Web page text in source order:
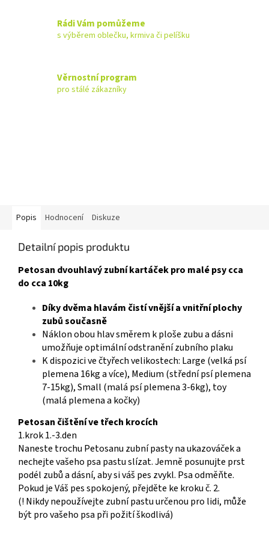
Rádi Vám pomůžeme
s výběrem oblečku, krmiva či pelíšku
Věrnostní program
pro stálé zákazníky
Popis Hodnocení Diskuze
Detailní popis produktu
Petosan dvouhlavý zubní kartáček pro malé psy cca
do cca 10kg
Díky dvěma hlavám čistí vnější a vnitřní plochy
zubů současně
Náklon obou hlav směrem k ploše zubu a dásni
umožňuje optimální odstranění zubního plaku
K dispozici ve čtyřech velikostech: Large (velká psí
plemena 16kg a více), Medium (střední psí plemena
7-15kg), Small (malá psí plemena 3-6kg), toy
(malá plemena a kočky)
Petosan čištění ve třech krocích
1.krok 1.-3.den
Naneste trochu Petosanu zubní pasty na ukazováček a
nechejte vašeho psa pastu slízat. Jemně posunujte prst
podél zubů a dásní, aby si váš pes zvykl. Psa odměňte.
Pokud je Váš pes spokojený, přejděte ke kroku č. 2.
(! Nikdy nepoužívejte zubní pastu určenou pro lidi, může
být pro vašeho psa při požití škodlivá)